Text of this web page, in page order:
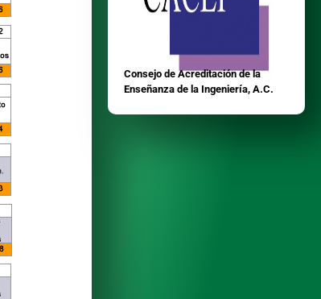
Consejo de Acreditación de la
Enseñanza de la Ingeniería, A.C.